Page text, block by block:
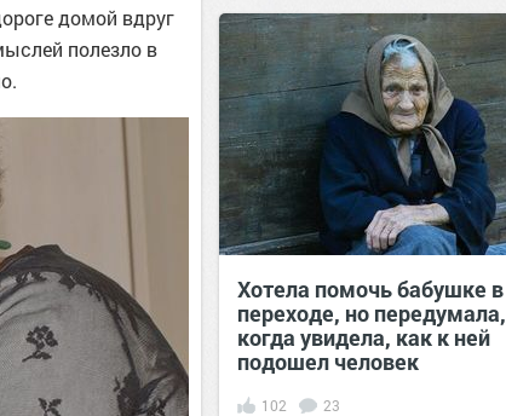
домой вдруг
полезло в
позитива!16:0217 сен 2024
Хотела помочь бабушке в
переходе, но передумала,
когда увидела, как к ней
подошел человек
102 23